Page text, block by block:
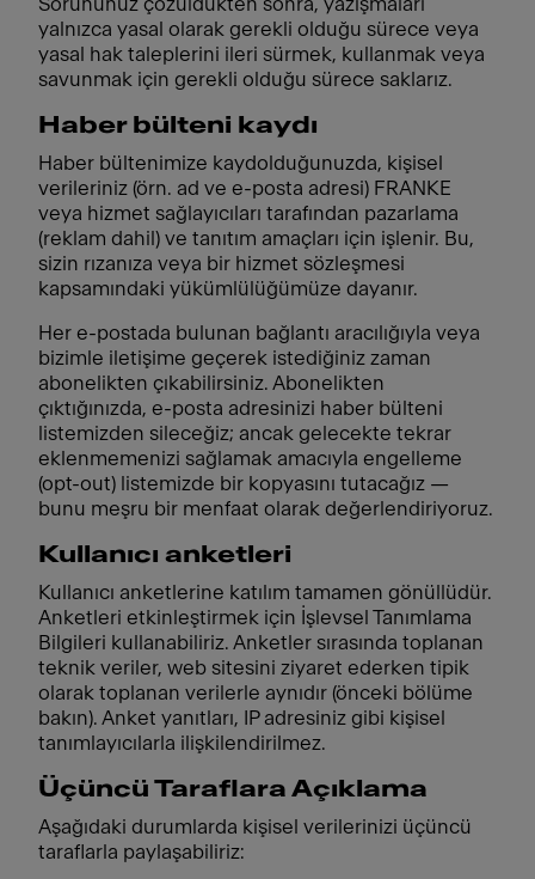
Sorununuz çözüldükten sonra, yazışmaları
yalnızca yasal olarak gerekli olduğu sürece veya
yasal hak taleplerini ileri sürmek, kullanmak veya
savunmak için gerekli olduğu sürece saklarız.
Haber bülteni kaydı
Haber bültenimize kaydolduğunuzda, kişisel
verileriniz (örn. ad ve e-posta adresi) FRANKE
veya hizmet sağlayıcıları tarafından pazarlama
(reklam dahil) ve tanıtım amaçları için işlenir. Bu,
sizin rızanıza veya bir hizmet sözleşmesi
kapsamındaki yükümlülüğümüze dayanır.
Her e-postada bulunan bağlantı aracılığıyla veya
bizimle iletişime geçerek istediğiniz zaman
abonelikten çıkabilirsiniz. Abonelikten
çıktığınızda, e-posta adresinizi haber bülteni
listemizden sileceğiz; ancak gelecekte tekrar
eklenmemenizi sağlamak amacıyla engelleme
(opt-out) listemizde bir kopyasını tutacağız —
bunu meşru bir menfaat olarak değerlendiriyoruz.
Kullanıcı anketleri
Kullanıcı anketlerine katılım tamamen gönüllüdür.
Anketleri etkinleştirmek için İşlevsel Tanımlama
Bilgileri kullanabiliriz. Anketler sırasında toplanan
teknik veriler, web sitesini ziyaret ederken tipik
olarak toplanan verilerle aynıdır (önceki bölüme
bakın). Anket yanıtları, IP adresiniz gibi kişisel
tanımlayıcılarla ilişkilendirilmez.
Üçüncü Taraflara Açıklama
Aşağıdaki durumlarda kişisel verilerinizi üçüncü
taraflarla paylaşabiliriz: